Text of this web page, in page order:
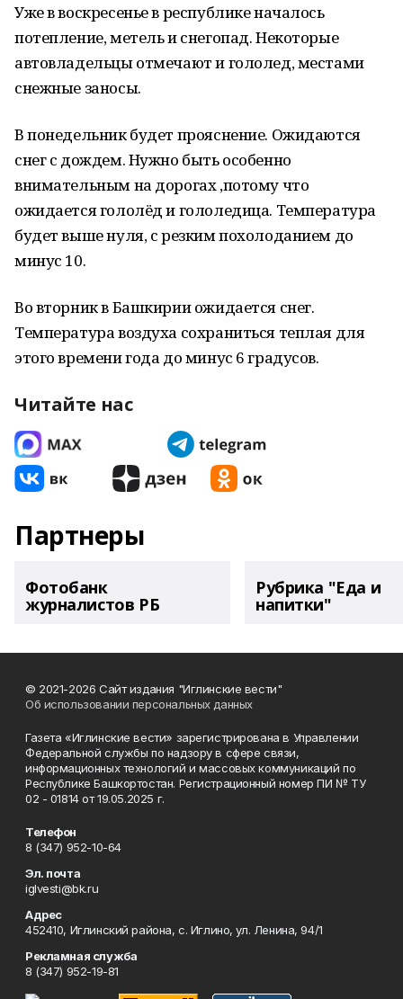
Уже в воскресенье в республике началось
потепление, метель и снегопад. Некоторые
автовладельцы отмечают и гололед, местами
снежные заносы.
В понедельник будет прояснение. Ожидаются
снег с дождем. Нужно быть особенно
внимательным на дорогах ,потому что
ожидается гололёд и гололедица. Температура
будет выше нуля, с резким похолоданием до
минус 10.
Во вторник в Башкирии ожидается снег.
Температура воздуха сохраниться теплая для
этого времени года до минус 6 градусов.
Читайте нас
Партнеры
Фотобанк
журналистов РБ
Рубрика "Еда и
напитки"
© 2021-2026 Сайт издания "Иглинские вести"
Об использовании персональных данных
Газета «Иглинские вести» зарегистрирована в Управлении
Федеральной службы по надзору в сфере связи,
информационных технологий и массовых коммуникаций по
Республике Башкортостан. Регистрационный номер ПИ № ТУ
02 - 01814 от 19.05.2025 г.
Телефон
8 (347) 952-10-64
Эл. почта
iglvesti@bk.ru
Адрес
452410, Иглинский района, с. Иглино, ул. Ленина, 94/1
Рекламная служба
8 (347) 952-19-81